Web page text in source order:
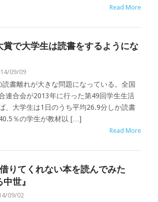
Read More
賞で大学生は読書をするようにな
09/09
書離れが大きな問題になっている。全国
連合会が2013年に行った第49回学生生活
、大学生は1日のうち平均26.9分しか読書
％の学生が教材以 […]
Read More
りてくれない本を読んでみた
世』
09/02